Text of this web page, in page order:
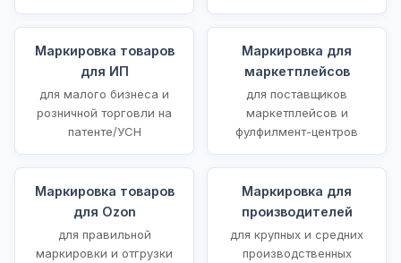
Маркировка товаров
для ИП
для малого бизнеса и
розничной торговли на
патенте/УСН
Маркировка для
маркетплейсов
для поставщиков
маркетплейсов и
фулфилмент-центров
Маркировка товаров
для Ozon
для правильной
маркировки и отгрузки
Маркировка для
производителей
для крупных и средних
производственных